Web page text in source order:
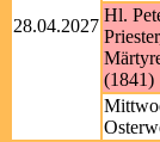
28.04.2027
Hl.
(1841)